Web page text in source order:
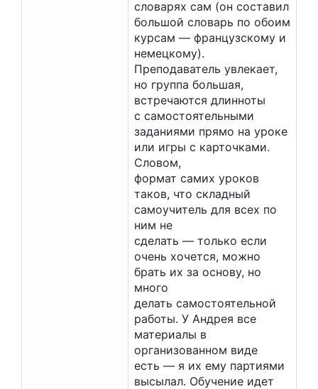
словарях сам (он составил
большой словарь по обоим
курсам — французскому и
немецкому).
Преподаватель увлекает,
но группа большая,
встречаются длинноты
с самостоятельными
заданиями прямо на уроке
или игры с карточками.
Словом,
формат самих уроков
таков, что складный
самоучитель для всех по
ним не
сделать — только если
очень хочется, можно
брать их за основу, но
много
делать самостоятельной
работы. У Андрея все
материалы в
организованном виде
есть — я их ему партиями
высылал. Обучение идет